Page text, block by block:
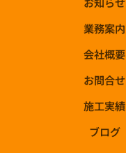
業務案内
会社概要
お問合せ
施工実績
ブログ